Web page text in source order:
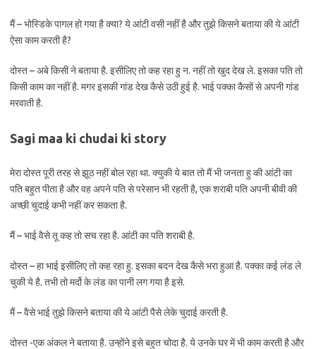
मैं – भोस्डिके पागल हो गया है क्या? ये आंटी वसी नहीं है और तुझे किसने बताया की ये आंटी
ऐसा काम करती है?
दोस्त – अबे किसी ने बताया है. इसीलिए तो कह रहा हु न. नहीं तो खुद देख ले. इसका पति तो
किसी काम का नहीं है. मगर इसकी गांड देख कैसे उठी हुई है. भाई पक्का कैसों से अपनी गांड
मरवाती है.
Sagi maa ki chudai ki story
मेरा दोस्त पूरी तरह से झूठ नहीं बोल रहा था. क्युकी ये बात तो मैं भी जनता हु की आंटी का
पति बहुत पीता है और वह अपने पति से परेसान भी रहती है, एक शराबी पति अपनी बीवी की
अच्छी चुदाई कभी नहीं कर सकता है.
मैं – भाई वैसे तू कह तो सच रहा है. आंटी का पति शराबी है.
दोस्त – हा भाई इसीलिए तो कह रहा हु. इसका बदन देख कैसे भरा हुआ है. पक्का कई लंड ले
चुकी ये है. तभी तो मर्दो के लंड का पानी लग गया है इसे.
मैं – वैसे भाई तुझे किसने बताया की ये आंटी पैसे लेके चुदाई करती है.
दोस्त -एक अंकल ने बताया है. उन्होंने इसे बहुत चोदा है. ये उनके घर में भी काम करती है और